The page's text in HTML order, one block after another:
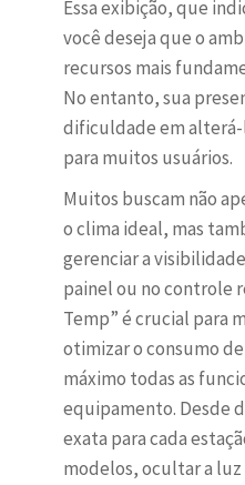
Essa exibição, que
você deseja que o
recursos mais
No entanto, sua
dificuldade em
para muitos usuários.
Muitos buscam não
o clima ideal, mas
gerenciar a
painel ou no controle
Temp” é crucial para
otimizar o consumo
máximo todas as
equipamento. Desde
exata para cada
modelos, ocultar a